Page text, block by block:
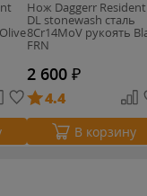
Нож Daggerr Resident
DL stonewash сталь
8Cr14MoV рукоять
FRN
2 600 ₽
4.4
В корзину